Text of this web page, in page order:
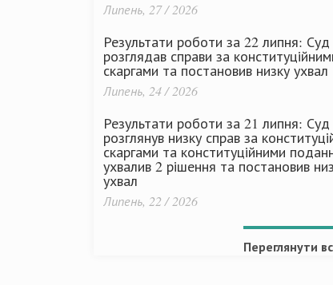
Липень, 27 / 2026
Результати роботи за 22 липня: Суд
розглядав справи за
скаргами та постановив низку ухвал
Липень, 24 / 2026
Результати роботи за 21 липня: Суд
розглянув низку справ за
скаргами та конституційними
ухвалив 2 рішення та постановив
ухвал
Липень, 22 / 2026
Переглянути